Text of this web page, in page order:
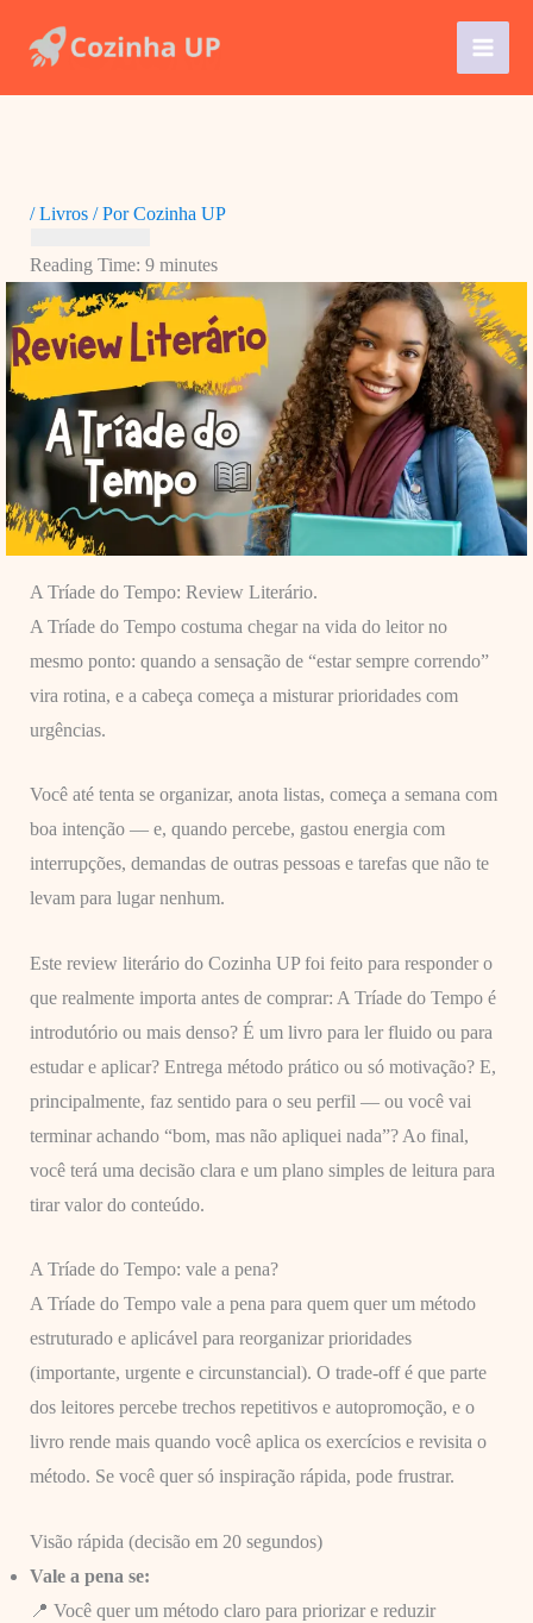
para
/Livros/ PorCozinha UP
Reading Time: 9 minutes
A Tríade do Tempo: Review Literário.
A Tríade do Tempo costuma chegar na vida do leitor no
mesmo ponto: quando a sensação de “estar sempre correndo”
vira rotina, e a cabeça começa a misturar prioridades com
urgências.
Você até tenta se organizar, anota listas, começa a semana com
boa intenção — e, quando percebe, gastou energia com
interrupções, demandas de outras pessoas e tarefas que não te
levam para lugar nenhum.
Este review literário do Cozinha UP foi feito para responder o
que realmente importa antes de comprar: A Tríade do Tempo é
introdutório ou mais denso? É um livro para ler fluido ou para
estudar e aplicar? Entrega método prático ou só motivação? E,
principalmente, faz sentido para o seu perfil — ou você vai
terminar achando “bom, mas não apliquei nada”? Ao final,
você terá uma decisão clara e um plano simples de leitura para
tirar valor do conteúdo.
A Tríade do Tempo: vale a pena?
A Tríade do Tempo vale a pena para quem quer um método
estruturado e aplicável para reorganizar prioridades
(importante, urgente e circunstancial). O trade-off é que parte
dos leitores percebe trechos repetitivos e autopromoção, e o
livro rende mais quando você aplica os exercícios e revisita o
método. Se você quer só inspiração rápida, pode frustrar.
Visão rápida (decisão em 20 segundos)
Vale a pena se:
📍 Você quer um método claro para priorizar e reduzir